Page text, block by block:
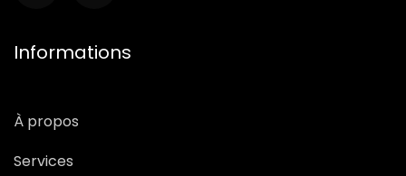
Informations
À propos
Services